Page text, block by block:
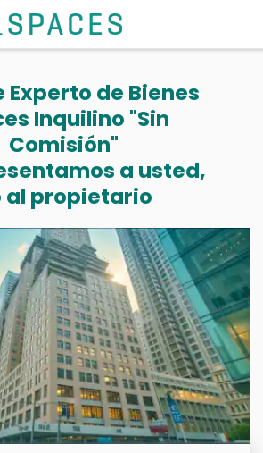
Experto de Bienes
Inquilino "Sin
Comisión"
a usted,
al propietario